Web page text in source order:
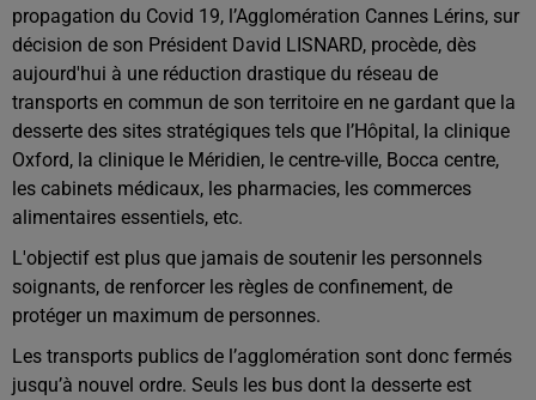
propagation du Covid 19, l’Agglomération Cannes Lérins, sur
décision de son Président David LISNARD, procède, dès
aujourd'hui à une réduction drastique du réseau de
transports en commun de son territoire en ne gardant que la
desserte des sites stratégiques tels que l’Hôpital, la clinique
Oxford, la clinique le Méridien, le centre-ville, Bocca centre,
les cabinets médicaux, les pharmacies, les commerces
alimentaires essentiels, etc.
L'objectif est plus que jamais de soutenir les personnels
soignants, de renforcer les règles de confinement, de
protéger un maximum de personnes.
Les transports publics de l’agglomération sont donc fermés
jusqu’à nouvel ordre. Seuls les bus dont la desserte est